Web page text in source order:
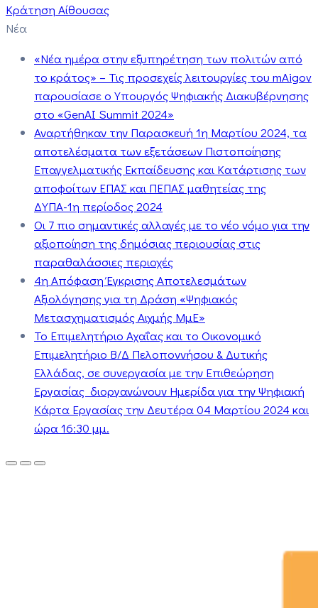
Κράτηση Αίθουσας
Νέα
«Νέα ημέρα στην εξυπηρέτηση των πολιτών από
το κράτος» – Τις προσεχείς λειτουργίες του mAigov
παρουσίασε ο Υπουργός Ψηφιακής Διακυβέρνησης
στο «GenAI Summit 2024»
Αναρτήθηκαν την Παρασκευή 1η Μαρτίου 2024, τα
αποτελέσματα των εξετάσεων Πιστοποίησης
Επαγγελματικής Εκπαίδευσης και Κατάρτισης των
αποφοίτων ΕΠΑΣ και ΠΕΠΑΣ μαθητείας της
ΔΥΠΑ-1η περίοδος 2024
Οι 7 πιο σημαντικές αλλαγές με το νέο νόμο για την
αξιοποίηση της δημόσιας περιουσίας στις
παραθαλάσσιες περιοχές
4η Απόφαση Έγκρισης Αποτελεσμάτων
Αξιολόγησης για τη Δράση «Ψηφιακός
Μετασχηματισμός Αιχμής ΜμΕ»
Το Επιμελητήριο Αχαΐας και το Οικονομικό
Επιμελητήριο Β/Δ Πελοποννήσου & Δυτικής
Ελλάδας, σε συνεργασία με την Επιθεώρηση
Εργασίας διοργανώνουν Ημερίδα για την Ψηφιακή
Κάρτα Εργασίας την Δευτέρα 04 Μαρτίου 2024 και
ώρα 16:30 μμ.